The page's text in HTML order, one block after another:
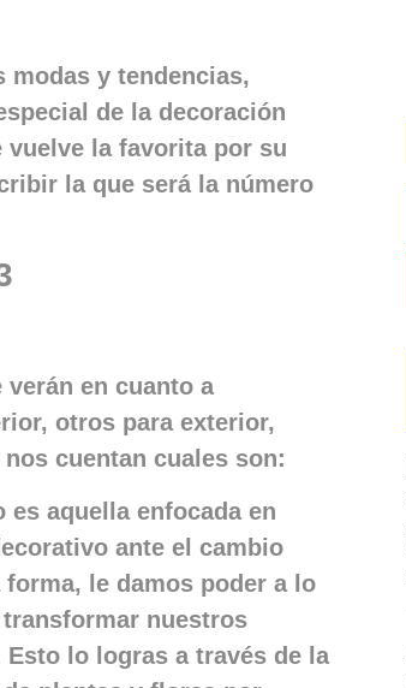
modas y tendencias,
de la decoración
la favorita por su
la que será la número
en cuanto a
otros para exterior,
cuentan cuales son:
es aquella enfocada en
ante el cambio
le damos poder a lo
nuestros
lo logras a través de la